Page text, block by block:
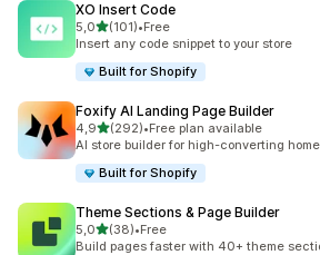
XO Insert Code
5,0z 5 hvězd
(101)
Celkový počet recenzí: 101
•Free
Insert any code snippet to your store
Built for Shopify
Foxify AI Landing Page Builder
4,9z 5 hvězd
(292)
Celkový počet recenzí: 292
•Free plan available
AI store builder for high-converting
Built for Shopify
Theme Sections & Page Builder
5,0z 5 hvězd
(38)
Celkový počet recenzí: 38
•Free
Build pages faster with 40+ theme